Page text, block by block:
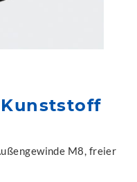
M8, freier